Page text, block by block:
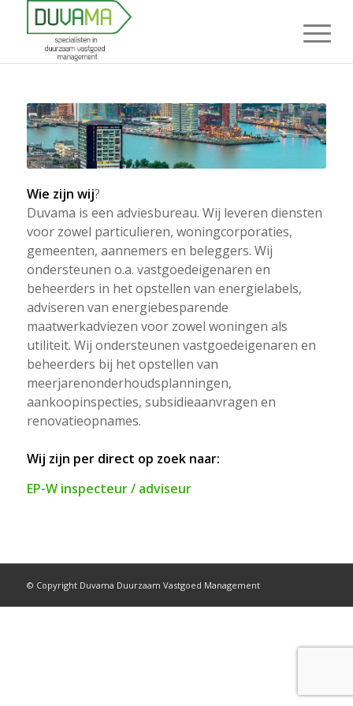
Wie zijn wij?
Duvama is een adviesbureau. Wij leveren diensten
voor zowel particulieren, woningcorporaties,
gemeenten, aannemers en beleggers. Wij
ondersteunen o.a. vastgoedeigenaren en
beheerders in het opstellen van energielabels,
adviseren van energiebesparende
maatwerkadviezen voor zowel woningen als
utiliteit. Wij ondersteunen vastgoedeigenaren en
beheerders bij het opstellen van
meerjarenonderhoudsplanningen,
aankoopinspecties, subsidieaanvragen en
renovatieopnames.
Wij zijn per direct op zoek naar:
EP-W inspecteur / adviseur
© Copyright Duvama Duurzaam Vastgoed Management